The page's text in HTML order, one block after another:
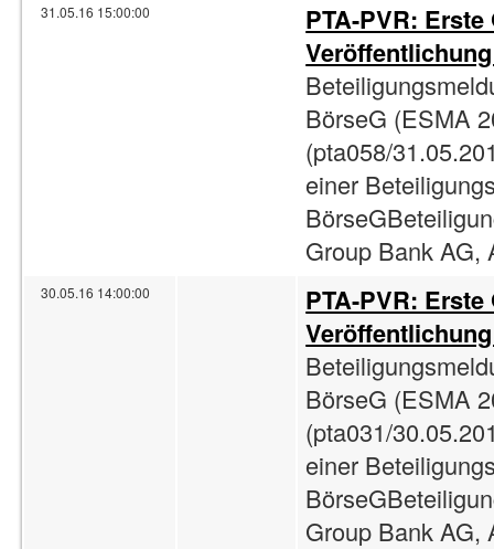
31.05.16 15:00:00
PTA-PVR:
BörseG (ESMA
(pta058/
einer
Group Bank AG,
30.05.16 14:00:00
PTA-PVR:
BörseG (ESMA
(pta031/
einer
Group Bank AG,